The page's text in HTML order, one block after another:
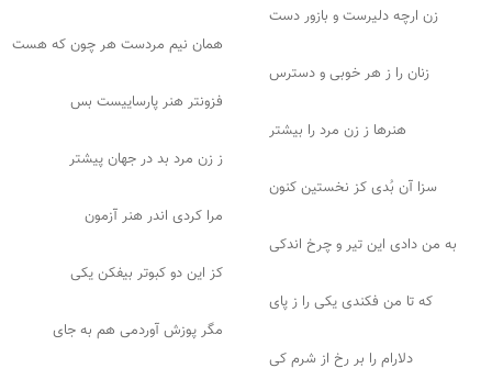
زن ارچه دلیرست و بازور دست
همان نیم مردست هر چون که هست
زنان را ز هر خوبی و دسترس
فزونتر هنر پارساییست بس
هنرها ز زن مرد را بیشتر
ز زن مرد بد در جهان پیشتر
سزا آن بُدی کز نخستین کنون
مرا کردی اندر هنر آزمون
به من دادی این تیر و چرخ اندکی
کز این دو کبوتر بیفکن یکی
که تا من فکندی یکی را ز پای
مگر پوزش آوردمی هم به جای
دلارام را بر رخ از شرم کی